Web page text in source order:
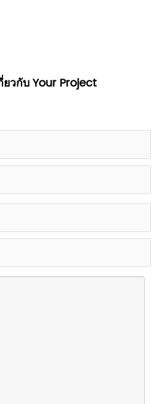
ยวกับ Your Project